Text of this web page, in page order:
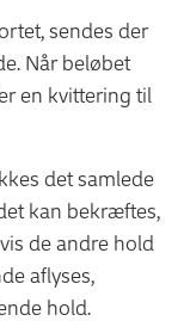
sendes der
Når beløbet
en kvittering til
det samlede
kan bekræftes,
de andre hold
aflyses,
hold.